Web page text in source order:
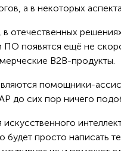
а в некоторых
отечественных
появятся ещё не
B2B-продукты.
помощники-
до сих пор ничего
будет просто написать